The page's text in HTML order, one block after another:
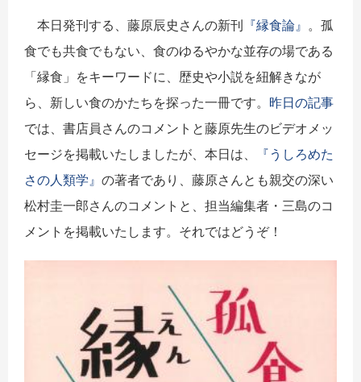
本日発刊する、藤原辰史さんの新刊 『縁食論』 。 孤
食でも共食でもない、食のゆるやかな並存の場である
「縁食」をキーワードに、歴史や小説を紐解きなが
ら、新しい食のかたちを探った一冊です。 昨日の記事
では、書店員さんのコメントと藤原先生のビデオメッ
セージを掲載いたしましたが、本日は、
『うしろめた
さの人類学』 の著者であり、藤原さんとも親交の深い
松村圭一郎さんのコメントと、担当編集者・三島のコ
メントを掲載いたします。それではどうぞ！